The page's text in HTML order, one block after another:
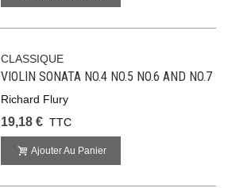
CLASSIQUE
VIOLIN SONATA NO.4 NO.5 NO.6 AND NO.7
Richard Flury
19,18 € TTC
Ajouter Au Panier